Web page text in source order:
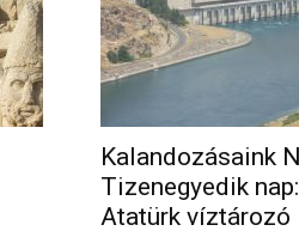
Kalandozásaink
Tizenegyedik
Atatürk víztározó